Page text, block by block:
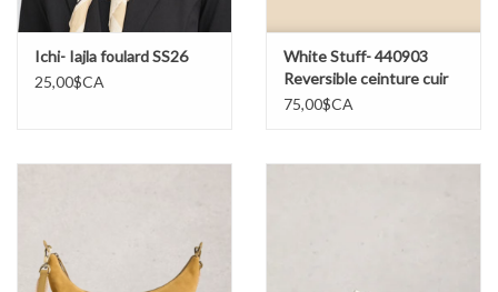
Ichi- Iajla foulard SS26
25,00$CA
White Stuff- 440903
Reversible ceinture cuir
SS26
75,00$CA